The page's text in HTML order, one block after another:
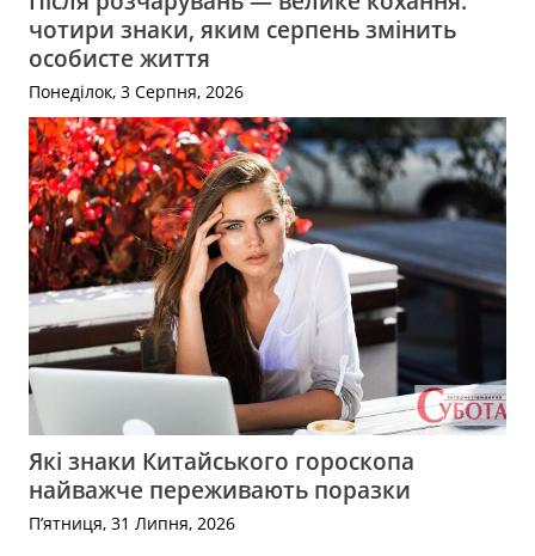
чотири знаки, яким серпень змінить
особисте життя
Понеділок, 3 Серпня, 2026
Які знаки Китайського гороскопа
найважче переживають поразки
П’ятниця, 31 Липня, 2026